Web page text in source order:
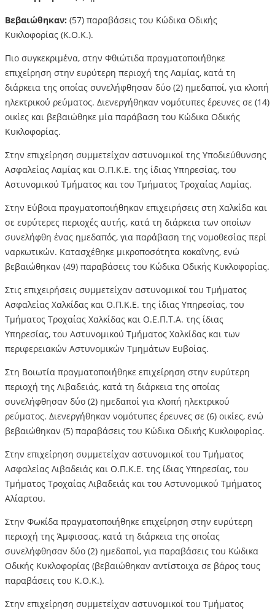
Βεβαιώθηκαν: (57) παραβάσεις του Κώδικα Οδικής
Κυκλοφορίας (Κ.Ο.Κ.).
Πιο συγκεκριμένα, στην Φθιώτιδα πραγματοποιήθηκε
επιχείρηση στην ευρύτερη περιοχή της Λαμίας, κατά τη
διάρκεια της οποίας συνελήφθησαν δύο (2) ημεδαποί, για κλοπή
ηλεκτρικού ρεύματος. Διενεργήθηκαν νομότυπες έρευνες σε (14)
οικίες και βεβαιώθηκε μία παράβαση του Κώδικα Οδικής
Κυκλοφορίας.
Στην επιχείρηση συμμετείχαν αστυνομικοί της Υποδιεύθυνσης
Ασφαλείας Λαμίας και Ο.Π.Κ.Ε. της ίδιας Υπηρεσίας, του
Αστυνομικού Τμήματος και του Τμήματος Τροχαίας Λαμίας.
Στην Εύβοια πραγματοποιήθηκαν επιχειρήσεις στη Χαλκίδα και
σε ευρύτερες περιοχές αυτής, κατά τη διάρκεια των οποίων
συνελήφθη ένας ημεδαπός, για παράβαση της νομοθεσίας περί
ναρκωτικών. Κατασχέθηκε μικροποσότητα κοκαΐνης, ενώ
βεβαιώθηκαν (49) παραβάσεις του Κώδικα Οδικής Κυκλοφορίας.
Στις επιχειρήσεις συμμετείχαν αστυνομικοί του Τμήματος
Ασφαλείας Χαλκίδας και Ο.Π.Κ.Ε. της ίδιας Υπηρεσίας, του
Τμήματος Τροχαίας Χαλκίδας και Ο.Ε.Π.Τ.Α. της ίδιας
Υπηρεσίας, του Αστυνομικού Τμήματος Χαλκίδας και των
περιφερειακών Αστυνομικών Τμημάτων Ευβοίας.
Στη Βοιωτία πραγματοποιήθηκε επιχείρηση στην ευρύτερη
περιοχή της Λιβαδειάς, κατά τη διάρκεια της οποίας
συνελήφθησαν δύο (2) ημεδαποί για κλοπή ηλεκτρικού
ρεύματος. Διενεργήθηκαν νομότυπες έρευνες σε (6) οικίες, ενώ
βεβαιώθηκαν (5) παραβάσεις του Κώδικα Οδικής Κυκλοφορίας.
Στην επιχείρηση συμμετείχαν αστυνομικοί του Τμήματος
Ασφαλείας Λιβαδειάς και Ο.Π.Κ.Ε. της ίδιας Υπηρεσίας, του
Τμήματος Τροχαίας Λιβαδειάς και του Αστυνομικού Τμήματος
Αλίαρτου.
Στην Φωκίδα πραγματοποιήθηκε επιχείρηση στην ευρύτερη
περιοχή της Άμφισσας, κατά τη διάρκεια της οποίας
συνελήφθησαν δύο (2) ημεδαποί, για παραβάσεις του Κώδικα
Οδικής Κυκλοφορίας (βεβαιώθηκαν αντίστοιχα σε βάρος τους
παραβάσεις του Κ.Ο.Κ.).
Στην επιχείρηση συμμετείχαν αστυνομικοί του Τμήματος